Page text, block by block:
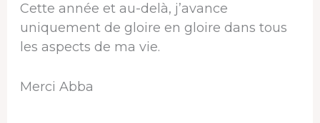
Cette année et au-delà, j’avance
uniquement de gloire en gloire dans tous
les aspects de ma vie.
Merci Abba